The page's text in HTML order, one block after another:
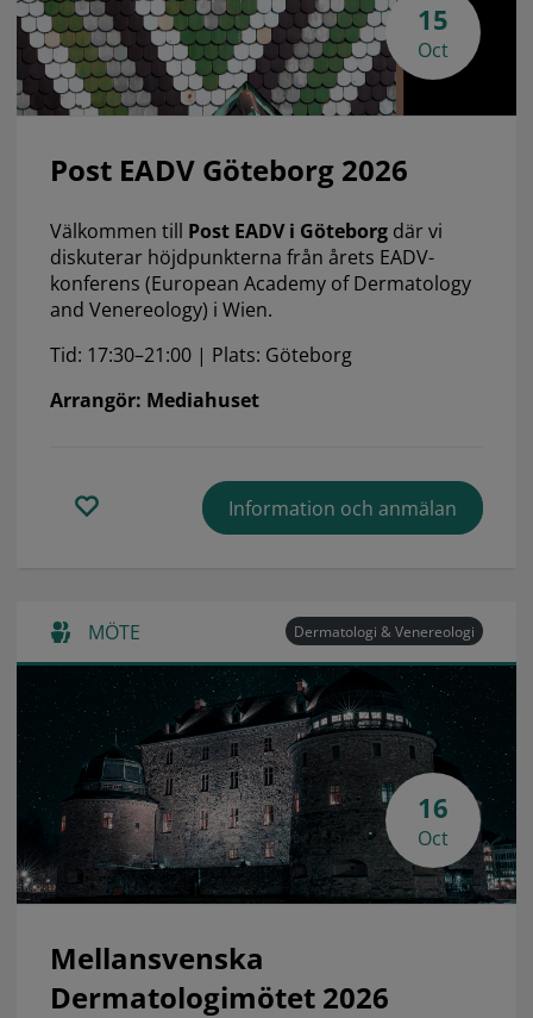
15
Oct
Post EADV Göteborg 2026
Välkommen till Post EADV i Göteborg där vi
diskuterar höjdpunkterna från årets EADV-
konferens (European Academy of Dermatology
and Venereology) i Wien.
Tid: 17:30–21:00 | Plats: Göteborg
Arrangör: Mediahuset
Information och anmälan
MÖTE Dermatologi & Venereologi
16
Oct
Mellansvenska
Dermatologimötet 2026